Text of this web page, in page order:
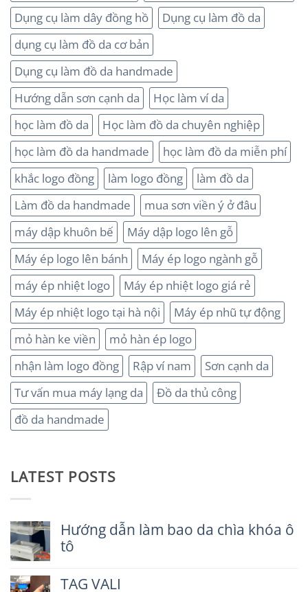
Dụng cụ làm dây đồng hồ
Dụng cụ làm đồ da
dụng cụ làm đồ da cơ bản
Dụng cụ làm đồ da handmade
Hướng dẫn sơn cạnh da
Học làm ví da
học làm đồ da
Học làm đồ da chuyên nghiệp
học làm đồ da handmade
học làm đồ da miễn phí
khắc logo đồng
làm logo đồng
làm đồ da
Làm đồ da handmade
mua sơn viền ý ở đâu
máy dập khuôn bế
Máy dập logo lên gỗ
Máy ép logo lên bánh
Máy ép logo ngành gỗ
máy ép nhiệt logo
Máy ép nhiệt logo giá rẻ
Máy ép nhiệt logo tại hà nội
Máy ép nhũ tự động
mỏ hàn ke viền
mỏ hàn ép logo
nhận làm logo đồng
Rập ví nam
Sơn cạnh da
Tư vấn mua máy lạng da
Đồ da thủ công
đồ da handmade
LATEST POSTS
Hướng dẫn làm bao da chìa khóa ô
tô
bình
TAG VALI